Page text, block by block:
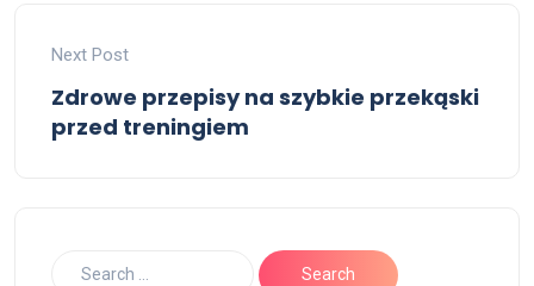
Next Post
Zdrowe przepisy na szybkie przekąski
przed treningiem